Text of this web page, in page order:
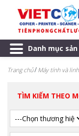
Danh mục
Trang chủ Máy tính và
TÌM KIẾM THEO